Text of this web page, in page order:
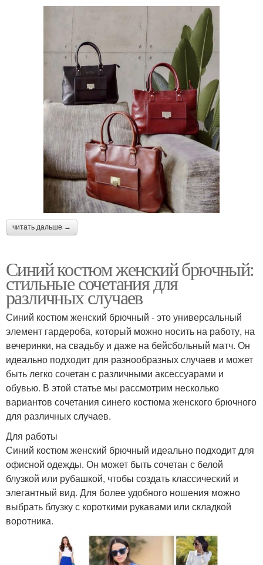
читать дальше →
Синий костюм женский брючный:
стильные сочетания для
различных случаев
Синий костюм женский брючный - это универсальный
элемент гардероба, который можно носить на работу, на
вечеринки, на свадьбу и даже на бейсбольный матч. Он
идеально подходит для разнообразных случаев и может
быть легко сочетан с различными аксессуарами и
обувью. В этой статье мы рассмотрим несколько
вариантов сочетания синего костюма женского брючного
для различных случаев.
Для работы
Синий костюм женский брючный идеально подходит для
офисной одежды. Он может быть сочетан с белой
блузкой или рубашкой, чтобы создать классический и
элегантный вид. Для более удобного ношения можно
выбрать блузку с короткими рукавами или складкой
воротника.